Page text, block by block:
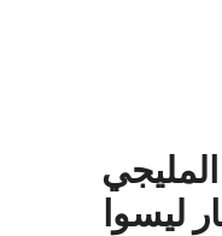
ليسوا